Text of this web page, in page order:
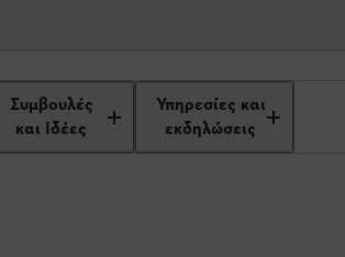
Συμβουλές
και Ιδέες
Υπηρεσίες και
εκδηλώσεις